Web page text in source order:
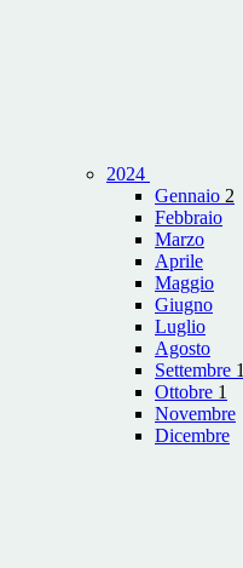
2024
Gennaio 2
Febbraio
Marzo
Aprile
Maggio
Giugno
Luglio
Agosto
Settembre 1
Ottobre 1
Novembre
Dicembre